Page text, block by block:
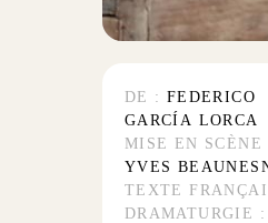
DE : FEDERICO
GARCÍA LORCA
MISE EN SCÈNE
YVES
TEXTE
DRAMATURGIE :